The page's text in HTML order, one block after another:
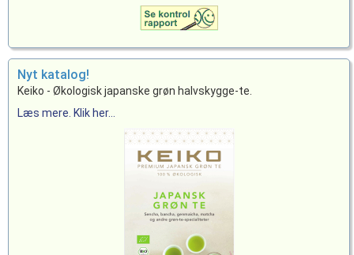
Nyt katalog!
Keiko - Økologisk japanske grøn halvskygge-te.
Læs mere. Klik her...